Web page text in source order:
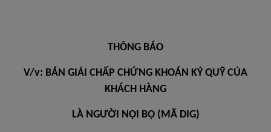
THÔNG BÁO
V/v: BÁN GIẢI CHẤP CHỨNG KHOÁN KÝ QUỸ CỦA
KHÁCH HÀNG
LÀ NGƯỜI NỘI BỘ (MÃ DIG)